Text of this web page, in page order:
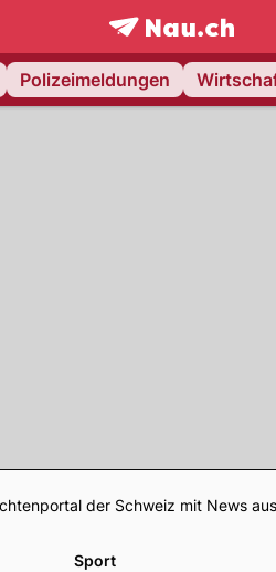
frontpage.NAU.ch
Polizeimeldungen
Footer
der Schweiz mit News
Sport